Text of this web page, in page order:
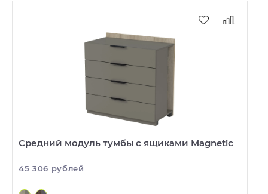
Средний модуль тумбы с ящиками Magnetic
45 306 рублей